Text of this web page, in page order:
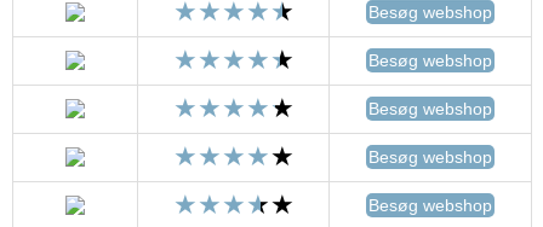
Besøg webshop
Besøg webshop
Besøg webshop
Besøg webshop
Besøg webshop